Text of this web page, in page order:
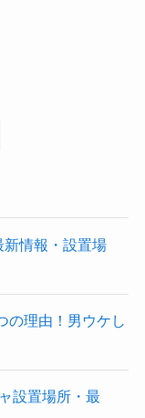
新情報・設置場
の理由！男ウケし
設置場所・最